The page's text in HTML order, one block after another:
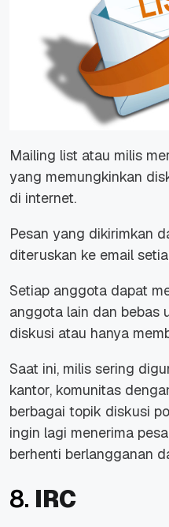
Mailing list atau milis
yang memungkinkan
di internet.
Pesan yang dikirimkan
diteruskan ke email
Setiap anggota dapat
anggota lain dan bebas
diskusi atau hanya
Saat ini, milis sering
kantor, komunitas
berbagai topik diskusi
ingin lagi menerima
berhenti berlangganan
8. IRC